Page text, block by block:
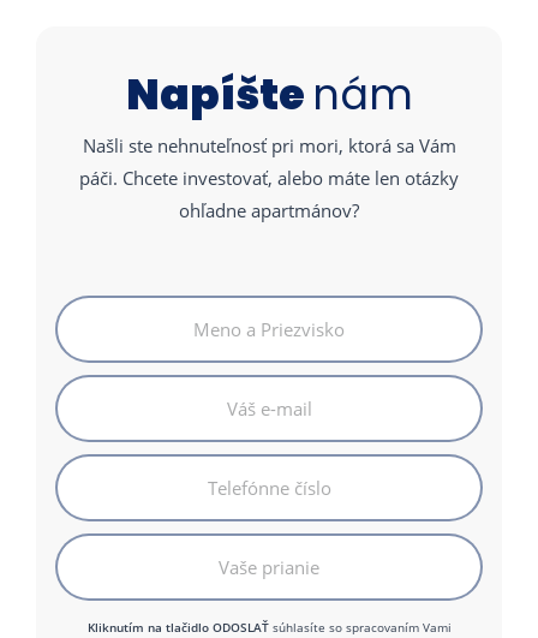
Napíšte nám
Našli ste nehnuteľnosť pri mori, ktorá sa Vám
páči. Chcete investovať, alebo máte len otázky
ohľadne apartmánov?
Kliknutím na tlačidlo ODOSLAŤsúhlasíte so spracovaním Vami